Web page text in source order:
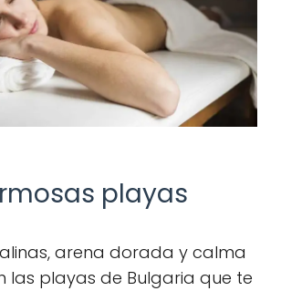
playas
arena dorada y calma
las playas de Bulgaria que te